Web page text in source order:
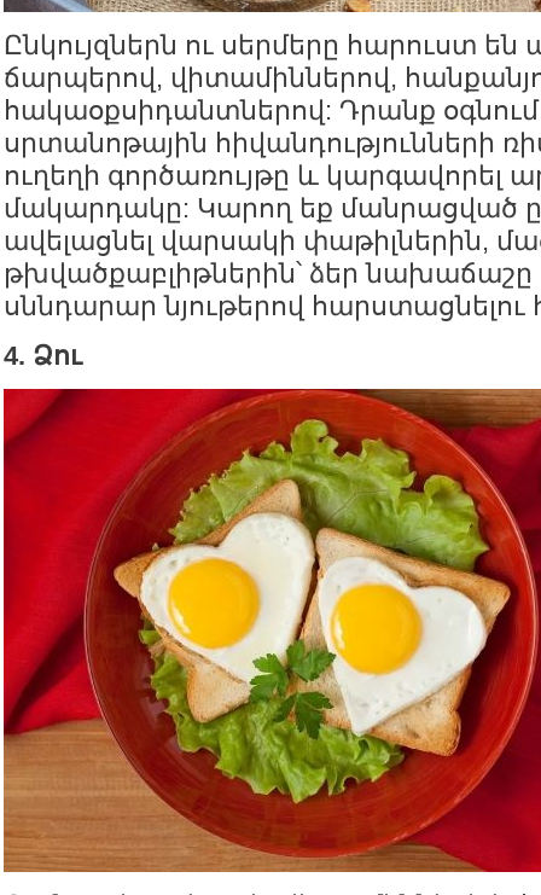
Ընկույզներն ու սերմերը հարուստ են
ճարպերով, վիտամիններով,
հակաօքսիդանտներով: Դրանք օգնում
սրտանոթային հիվանդությունների
ուղեղի գործառույթը և կարգավորել
մակարդակը: Կարող եք մանրացված
ավելացնել վարսակի փաթիլներին,
թխվածքաբլիթներին՝ ձեր
սննդարար նյութերով
4. Ձու